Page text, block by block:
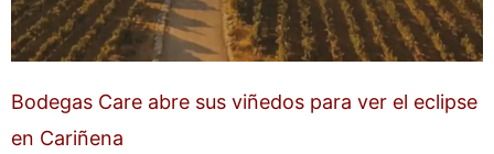
Bodegas Care abre sus viñedos para ver el eclipse
en Cariñena